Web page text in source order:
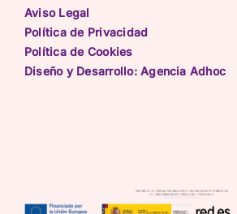
Aviso Legal
Política de Privacidad
Política de Cookies
Diseño y Desarrollo: Agencia Adhoc